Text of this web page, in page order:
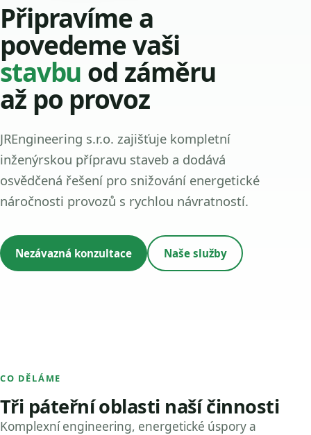
Připravíme a
povedeme vaši
stavbu od záměru
až po provoz
JREngineering s.r.o. zajišťuje kompletní
inženýrskou přípravu staveb a dodává
osvědčená řešení pro snižování energetické
náročnosti provozů s rychlou návratností.
Nezávazná konzultace Naše služby
CO DĚLÁME
Tři páteřní oblasti naší činnosti
Komplexní engineering, energetické úspory a